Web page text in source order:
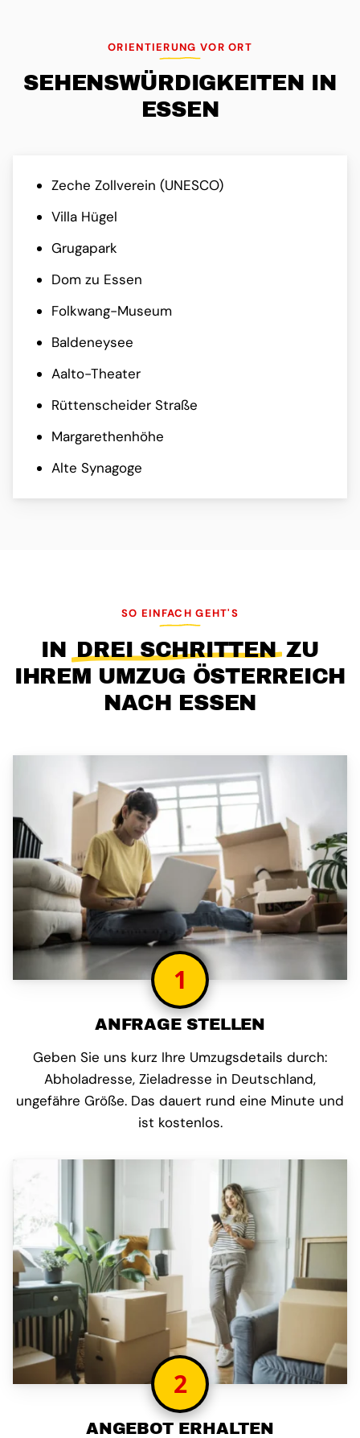
ORIENTIERUNG VOR ORT
SEHENS­WÜRDIG­KEITEN IN
ESSEN
Zeche Zollverein (UNESCO)
Villa Hügel
Grugapark
Dom zu Essen
Folkwang-Museum
Baldeneysee
Aalto-Theater
Rüttenscheider Straße
Margarethenhöhe
Alte Synagoge
SO EINFACH GEHT'S
IN DREI SCHRITTENZU
IHREM UMZUG ÖSTERREICH
NACH ESSEN
1
ANFRAGE STELLEN
Geben Sie uns kurz Ihre Umzugsdetails durch:
Abholadresse, Zieladresse in Deutschland,
ungefähre Größe. Das dauert rund eine Minute und
ist kostenlos.
2
ANGEBOT ERHALTEN